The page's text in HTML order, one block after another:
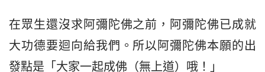
在眾生還沒求阿彌陀佛之前，阿彌陀佛已成就
大功德要迴向給我們。所以阿彌陀佛本願的出
發點是「大家一起成佛（無上道）哦！」